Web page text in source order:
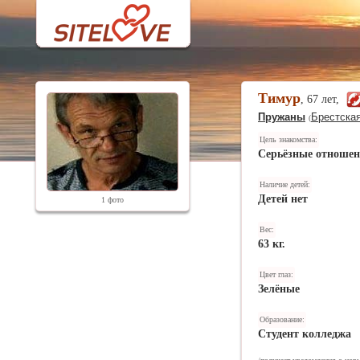
1 фото
Тимур, 67 лет,
Пружаны (
Цель знакомства:
Серьёзные
Наличие детей:
Детей нет
Вес:
63 кг.
Цвет глаз:
Зелёные
Образование:
Студент колледжа